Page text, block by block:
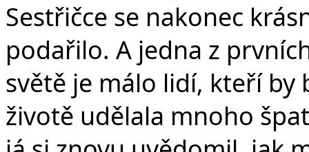
Sestřičce se nakonec
podařilo. A jedna z
světě je málo lidí, kteří by
životě udělala mnoho